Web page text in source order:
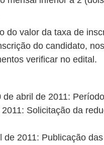
do valor da taxa de
do candidato,
verificar no edital.
abril de 2011:
Solicitação da
de 2011: Publicação